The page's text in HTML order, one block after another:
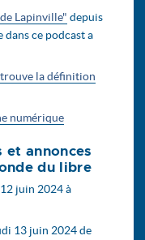
Lapinville" depuis
ce podcast a
la définition
numérique
annonces
du libre
juin 2024 à
13 juin 2024 de